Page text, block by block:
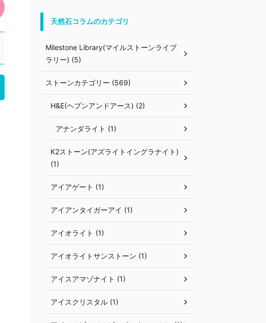
天然石コラムのカテゴリ
Milestone Library(マイルストーンライブ
ラリー) (5)
ストーンカテゴリー (569)
H&E(ヘブンアンドアース) (2)
アナンダライト (1)
K2ストーン(アズライトイングラナイト)
(1)
アイアゲート (1)
アイアンタイガーアイ (1)
アイオライト (1)
アイオライトサンストーン (1)
アイスアマゾナイト (1)
アイスクリスタル (1)